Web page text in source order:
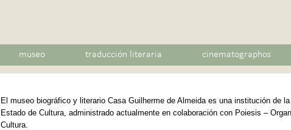
museo traducción literaria cinematographos
El museo biográfico y literario Casa Guilherme de Almeida es una institución de
Estado de Cultura, administrado actualmente en colaboración con Poiesis –
Cultura.